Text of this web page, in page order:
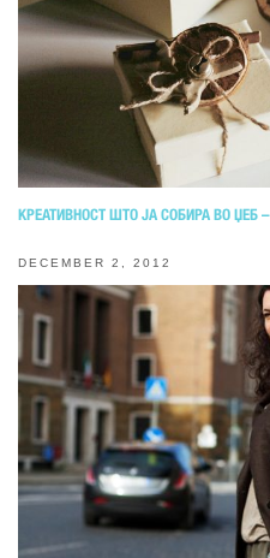
КРЕАТИВНОСТ ШТО ЈА СОБИРА ВО ЏЕБ –
DECEMBER 2, 2012